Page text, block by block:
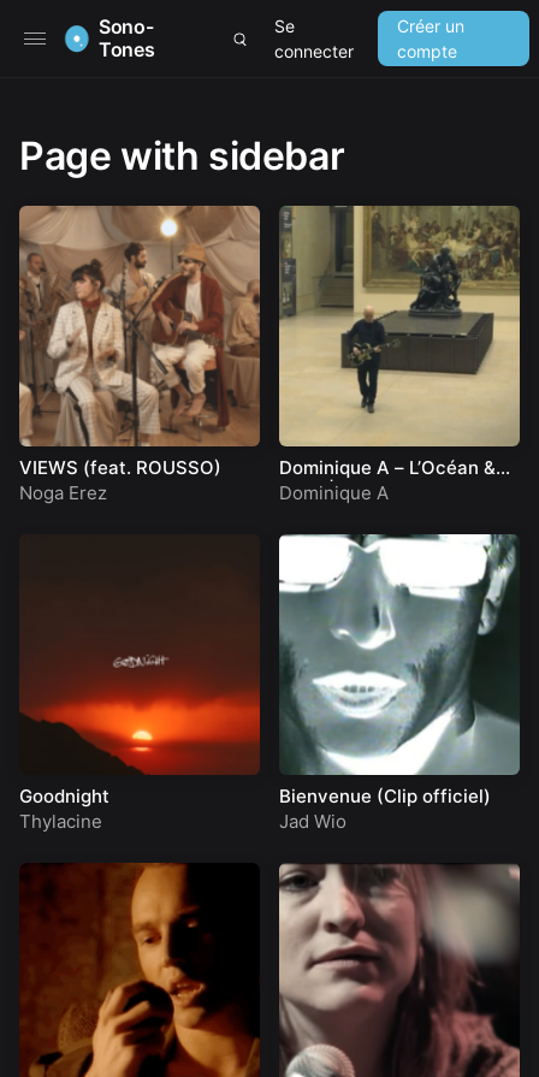
Sono-
Tones
Se
connecter
Créer un
compte
Page with sidebar
VIEWS (feat. ROUSSO)
Noga Erez
Dominique A – L’Océan &
Eleor | A Take Away Show
Dominique A
Goodnight
Thylacine
Bienvenue (Clip officiel)
Jad Wio